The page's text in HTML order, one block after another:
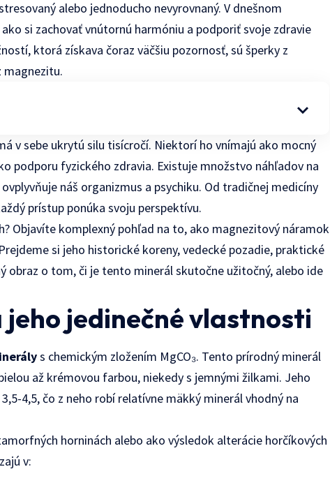
alebo jednoducho nevyrovnaný. V dnešnom
si zachovať vnútornú harmóniu a podporiť svoje zdravie
ktorá získava čoraz väčšiu pozornosť, sú šperky z
magnezitu.
v sebe ukrytú silu tisícročí. Niektorí ho vnímajú ako mocný
podporu fyzického zdravia. Existuje množstvo náhľadov na
náš organizmus a psychiku. Od tradičnej medicíny
prístup ponúka svoju perspektívu.
Objavíte komplexný pohľad na to, ako magnezitový náramok
si jeho historické koreny, vedecké pozadie, praktické
obraz o tom, či je tento minerál skutočne užitočný, alebo ide
jeho jedinečné vlastnosti
s chemickým zložením MgCO₃. Tento prírodný minerál
až krémovou farbou, niekedy s jemnými žilkami. Jeho
4,5, čo z neho robí relatívne mäkký minerál vhodný na
horninách alebo ako výsledok alterácie horčíkových
v: